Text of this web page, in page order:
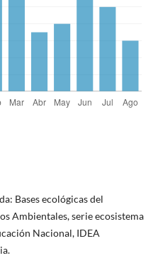
Bases ecológicas del
Ambientales, serie ecosistema
Nacional, IDEA